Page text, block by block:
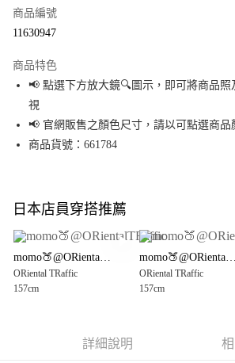
Apple Pay
街口支付
悠遊付
全盈+PAY
大哥付你分期
【大哥付你分期使用說明】
1.本服務由台灣大哥大提供，台灣大哥大用戶可立
2.付款方式選擇「大哥付你分期」，訂單成立後會
3.實際核准額度、可分期數及費用金額請依後續交
4.訂單成立30分鐘內，如未前往確認交易或遇審核
AFTEE先享後付
商品編號
11630947
商品特色
📢 點選下方放大鏡🔍圖示，即可將商品
視
📢 官網販售之顏色尺寸，請以可點選商品
商品貨號：661784
日本店員穿搭推薦
momo🍑@ORientalTRaffic
ORiental TRaffic
157cm
momo🍑@ORientalTRaffic
ORiental TRaffic
157cm
詳細說明